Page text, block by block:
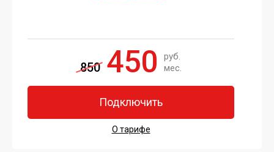
850 450
руб.
мес.
Подключить
О тарифе